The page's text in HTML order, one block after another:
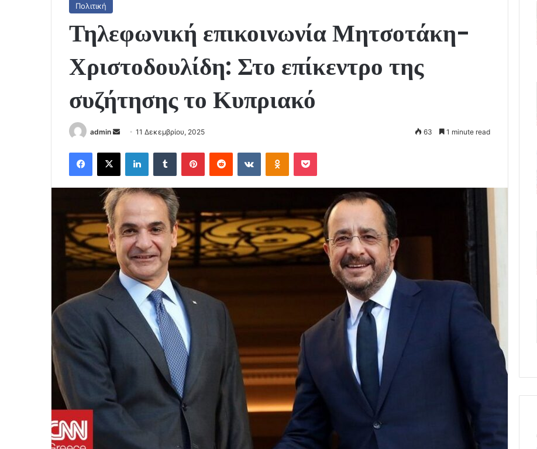
Πολιτική
Τηλεφωνική επικοινωνία Μητσοτάκη-
Χριστοδουλίδη: Στο επίκεντρο της
συζήτησης το Κυπριακό
admin
Send
email
11 Δεκεμβρίου, 2025 63 1 minute read
Facebook
X LinkedInTumblr PinterestReddit VKontakteOdnoklassniki
Pocket